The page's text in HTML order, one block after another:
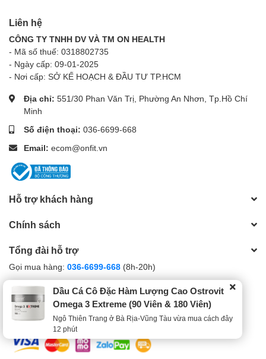
Liên hệ
CÔNG TY TNHH DV VÀ TM ON HEALTH
- Mã số thuế: 0318802735
- Ngày cấp: 09-01-2025
- Nơi cấp: SỞ KẾ HOẠCH & ĐẦU TƯ TP.HCM
Địa chỉ: 551/30 Phan Văn Trị, Phường An Nhơn, Tp.Hồ Chí
Minh
Số điện thoại: 036-6699-668
Email: ecom@onfit.vn
Hỗ trợ khách hàng
Chính sách
Tổng đài hỗ trợ
Gọi mua hàng: 036-6699-668 (8h-20h)
Gọi bảo hành: 036-6699-668(8h-20h)
Gọi khiếu nại: 0792-168-058(8h-20h)
Dầu Cá Cô Đặc Hàm Lượng Cao Ostrovit
Omega 3 Extreme (90 Viên & 180 Viên)
Ngô Thiên Trang ở Bà Rịa-Vũng Tàu vừa mua cách đây
12 phút